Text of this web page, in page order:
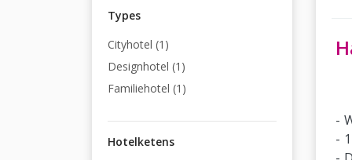
Types
Cityhotel (1)
Designhotel (1)
Familiehotel (1)
Hotelketens